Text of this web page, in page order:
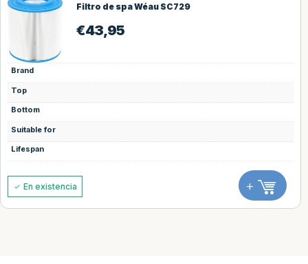
Filtro de spa Wéau SC729
€43,95
Brand
Top
Bottom
Suitable for
Lifespan
En existencia +